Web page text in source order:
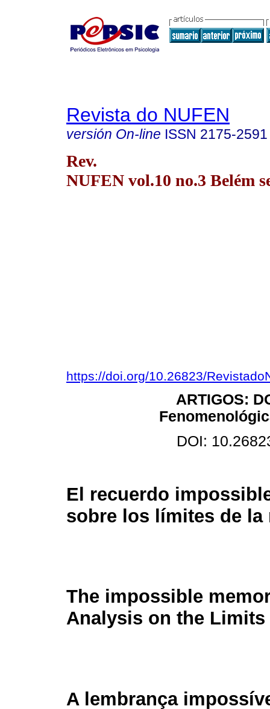
Revista do NUFEN
versión On-line ISSN 2175-2591
Rev.
NUFEN vol.10 no.3 Belém
https://doi.org/10.26823/
ARTIGOS:
DOI:
El recuerdo
sobre los límites de la
The impossible
Analysis on the
A lembrança